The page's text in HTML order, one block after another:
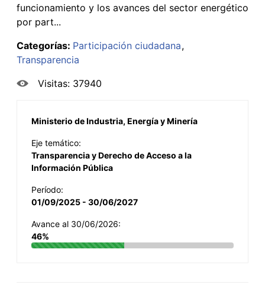
funcionamiento y los avances del sector energético
por part...
Categorías: Participación ciudadana
Transparencia
Visitas: 37940
Ministerio de Industria, Energía y Minería
Eje temático:
Transparencia y Derecho de Acceso a la
Información Pública
Período:
01/09/2025 - 30/06/2027
Avance al 30/06/2026:
46%